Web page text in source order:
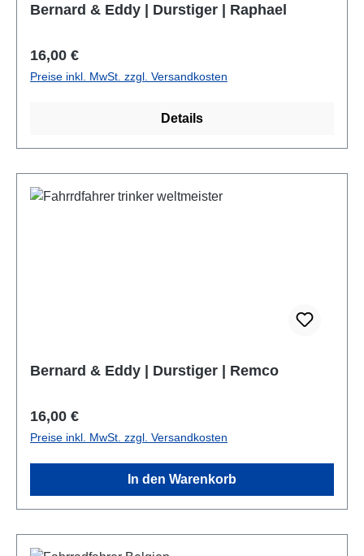
Bernard & Eddy | Durstiger | Raphael
Regulärer Preis:
16,00 €
Preise inkl. MwSt. zzgl. Versandkosten
Details
Bernard & Eddy | Durstiger | Remco
Regulärer Preis:
16,00 €
Preise inkl. MwSt. zzgl. Versandkosten
In den Warenkorb